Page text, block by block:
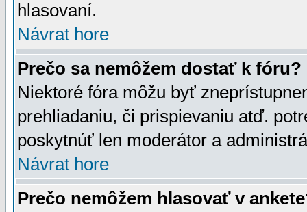
hlasovaní.
Návrat hore
Prečo sa nemôžem dostať k fóru?
Niektoré fóra môžu byť
prehliadaniu, či prispievaniu atď.
poskytnúť len moderátor a
Návrat hore
Prečo nemôžem hlasovať v